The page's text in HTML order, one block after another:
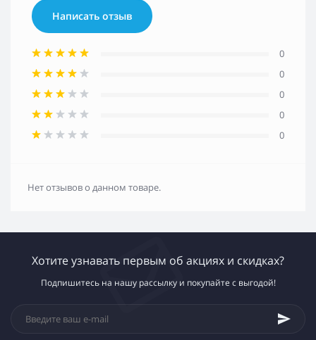
Написать отзыв
0
0
0
0
0
Нет отзывов о данном товаре.
Хотите узнавать первым об акциях и скидках?
Подпишитесь на нашу рассылку и покупайте с выгодой!